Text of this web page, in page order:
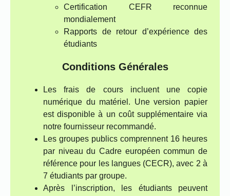
Certification CEFR reconnue
mondialement
Rapports de retour d’expérience des
étudiants
Conditions Générales
Les frais de cours incluent une copie
numérique du matériel. Une version papier
est disponible à un coût supplémentaire via
notre fournisseur recommandé.
Les groupes publics comprennent 16 heures
par niveau du Cadre européen commun de
référence pour les langues (CECR), avec 2 à
7 étudiants par groupe.
Après l’inscription, les étudiants peuvent